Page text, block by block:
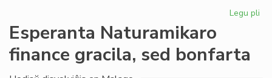
Legu pli
Esperanta Naturamikaro
finance gracila, sed bonfarta